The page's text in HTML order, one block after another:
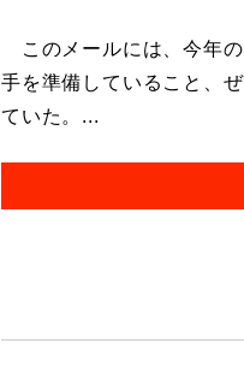
このメールには、今年
手を準備していること、
ていた。...